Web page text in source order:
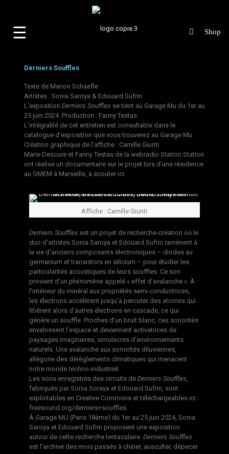
☰
Derniers Souffles
Texte de Manon Schaefle
Artistes : Sonia Saroya & Edouard Sufrin
L’exposition Derniers Souffles se tient au Garage Mu du 1er au
25 juin 2024. Production : Fanny Testas.
L’intégralité de cet entretien est consultable dans le
catalogue d’exposition que vous trouverez au Garage Mu.
Création graphique de l’affiche : Camille Giunti.
Marie Descure et Fanny Testas de la webradio Station Station
ont réalisé un documentaire sur le projet lors d’une résidence
au GMEM à Marseille, à écouter ici.
Affiche : Camille Giunti
Derniers Souffles est un projet de recherche-création où le
duo d’artistes Sonia Saroya et Edouard Sufrin ramènent à
la vie d’anciens composants électroniques – diodes au
germanium et transistors en silicium – pour étudier les
particularités acoustiques de leurs souffles. Ce son
provient d’un phénomène appelé « effet d’avalanche ». À
l’intérieur du minéral aux propriétés semi-conductrices,
les électrons accélèrent jusqu’à percuter des atomes qui
libèrent alors d’autres électrons en cascade, ce qui
génère un souffle. Proches d’un bruit blanc, ces sonorités
envahissent l’espace et deviennent activatrices de
paysages imaginaires, simulacres d’environnements
naturels. Une avalanche aux sonorités diluviennes,
allégorie des dérèglements climatiques qui menacent
notre monde techno-industriel.
Les sons enregistrés des circuits de Derniers Souffles,
fabriqués par Sonia Soraya et Edouard Sufrin, sont
exploitables en Creative Commons et téléchargeables ici :
freesound.org/derniers+souffles.
À Garage MU (Paris 18ème) du 1er au 25 juin 2024, Sonia
Saroya et Edouard Sufrin proposent une exposition
autour de cette recherche tentaculaire. Derniers Souffles
est l’archive des mois passés à chiner, ausculter, dépecer